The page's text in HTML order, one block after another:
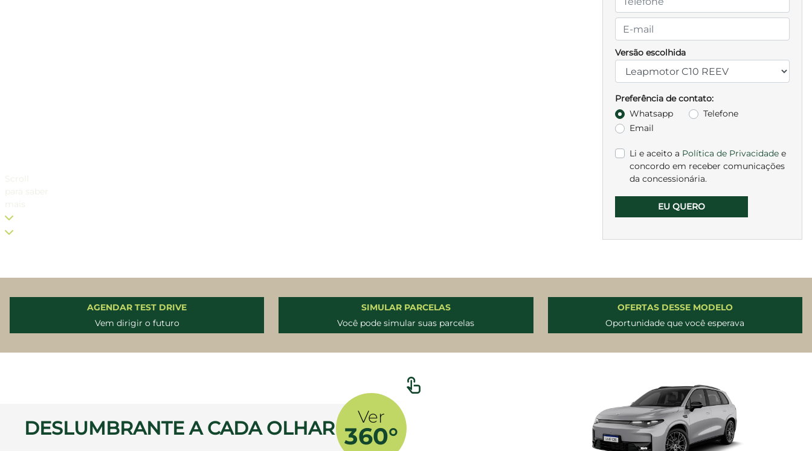
Versão escolhida
Preferência de contato:
Whatsapp
Telefone
Email
Li e aceito a Política de Privacidade e
concordo em receber comunicações
da concessionária.
EU QUERO
Scroll
para saber
mais
AGENDAR TEST DRIVE
Vem dirigir o futuro
SIMULAR PARCELAS
Você pode simular suas parcelas
OFERTAS DESSE MODELO
Oportunidade que você esperava
DESLUMBRANTE A CADA OLHAR
Ver
360°